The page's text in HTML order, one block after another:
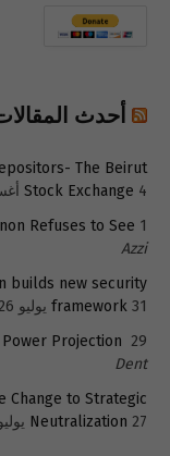
أحدث
The Beirut
Stock Exchange 4 أغسطس 2026
Refuses to See 1 أغسطس 2026
Azzi
builds new security
framework 31 يوليو 2026
Projection 29 يوليو 2026
Dent
Change to Strategic
Neutralization 27 يوليو 2026